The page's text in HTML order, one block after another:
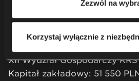
Zezwól na
Korzystaj wyłącznie z
NIP: PL 684-000-93-02
XII Wydział Gospodarczy KRS
Kapitał zakładowy: 51 550